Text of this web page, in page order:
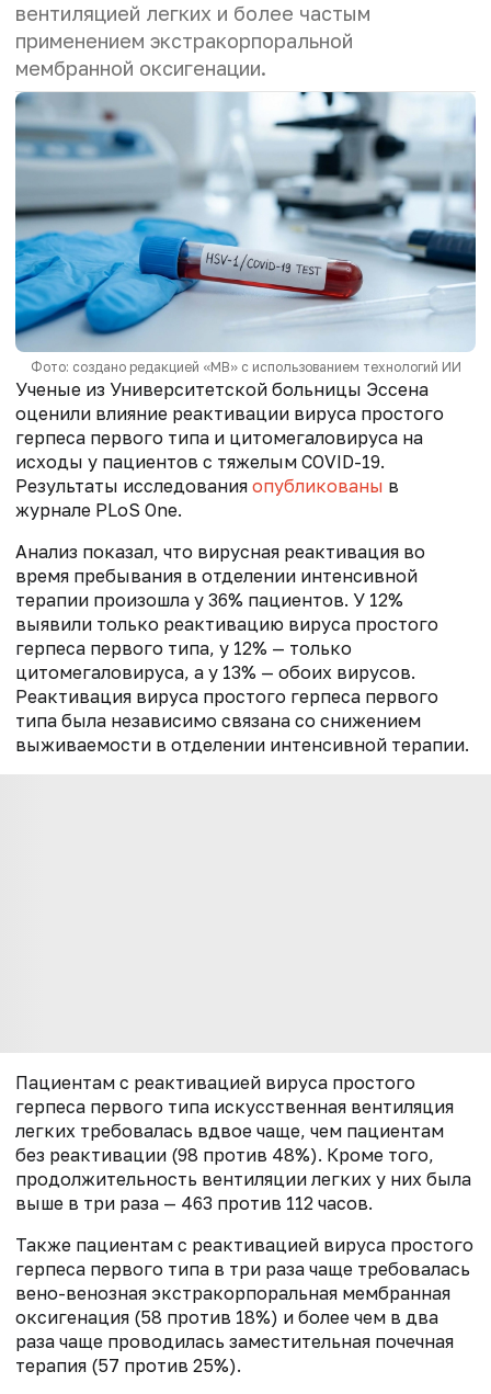
вентиляцией легких и более частым
применением экстракорпоральной
мембранной оксигенации.
Фото: создано редакцией «МВ» с использованием технологий ИИ
Ученые из Университетской больницы Эссена
оценили влияние реактивации вируса простого
герпеса первого типа и цитомегаловируса на
исходы у пациентов с тяжелым COVID-19.
Результаты исследования опубликованы в
журнале PLoS One.
Анализ показал, что вирусная реактивация во
время пребывания в отделении интенсивной
терапии произошла у 36% пациентов. У 12%
выявили только реактивацию вируса простого
герпеса первого типа, у 12% — только
цитомегаловируса, а у 13% — обоих вирусов.
Реактивация вируса простого герпеса первого
типа была независимо связана со снижением
выживаемости в отделении интенсивной терапии.
Пациентам с реактивацией вируса простого
герпеса первого типа искусственная вентиляция
легких требовалась вдвое чаще, чем пациентам
без реактивации (98 против 48%). Кроме того,
продолжительность вентиляции легких у них была
выше в три раза — 463 против 112 часов.
Также пациентам с реактивацией вируса простого
герпеса первого типа в три раза чаще требовалась
вено-венозная экстракорпоральная мембранная
оксигенация (58 против 18%) и более чем в два
раза чаще проводилась заместительная почечная
терапия (57 против 25%).